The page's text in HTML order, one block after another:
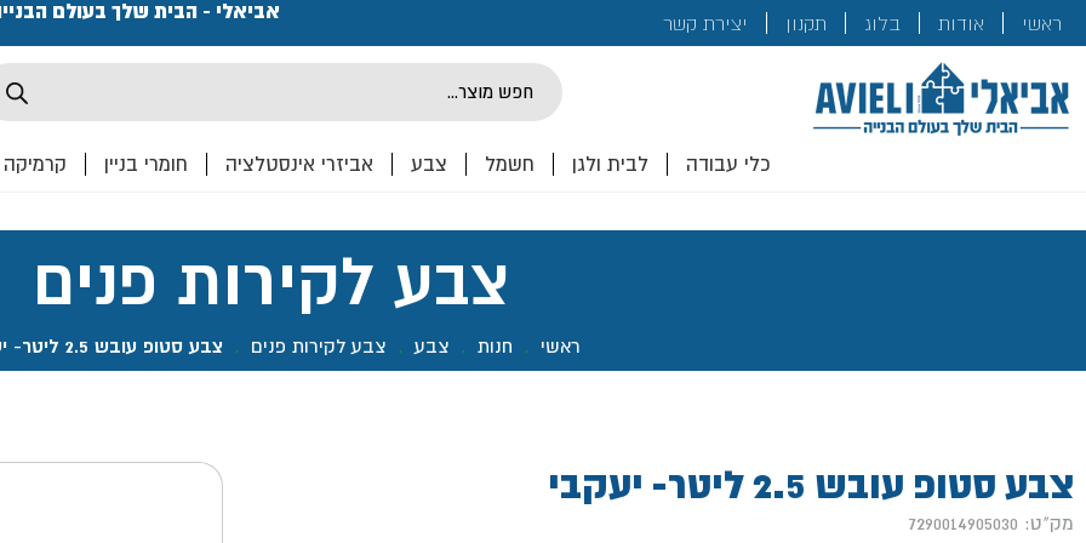
ראשי אודות בלוג תקנון יצירת קשרלכם!
אביאלי - הבית שלך בעולם
Products
search
כלי עבודה לבית ולגן חשמל צבע אביזרי אינסטלציה חומרי בניין קרמיקה
צבע לקירות פנים
ראשי . חנות . צבע . צבע לקירות פנים . צבע סטופ עובש 2.5 ליטר- יעקבי
צבע סטופ עובש 2.5 ליטר- יעקבי
מק"ט: 7290014905030